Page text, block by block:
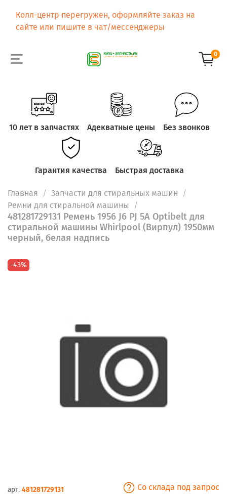
Колл-центр перегружен, оформляйте заказ на
сайте или пишите в чат/мессенджеры
0
10 лет в запчастях Адекватные цены Без звонков
Гарантия качества Быстрая доставка
Главная
Запчасти для стиральных машин
Ремни для стиральной машины
481281729131 Ремень 1956 J6 PJ 5A Optibelt для
стиральной машины Whirlpool (Вирпул) 1950мм
черный, белая надпись
-43%
арт. 481281729131 Со склада под запрос